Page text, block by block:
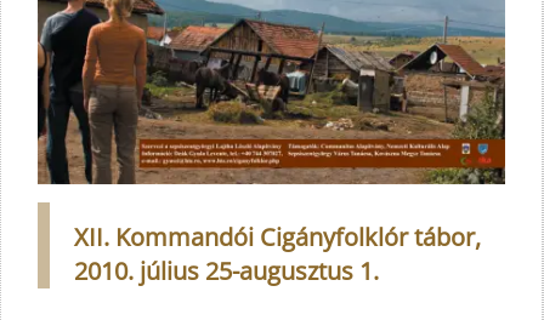
XII. Kommandói Cigányfolklór tábor,
2010. július 25-augusztus 1.